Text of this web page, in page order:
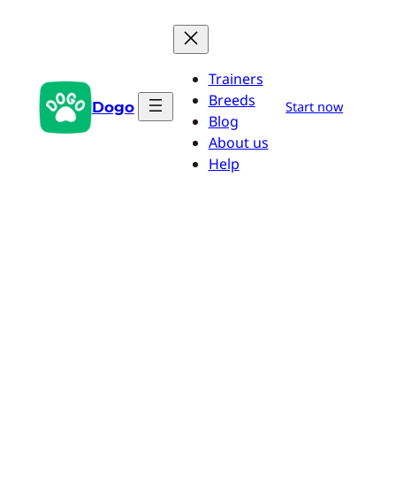
Dogo
Trainers
Breeds
Blog
About us
Help
Start now